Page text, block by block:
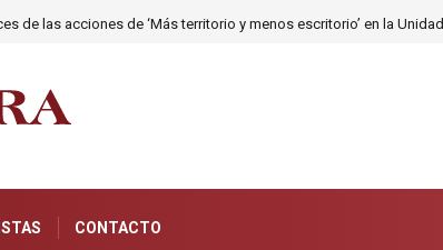
de las acciones de ‘Más territorio y menos escritorio’ en la
CONTACTO